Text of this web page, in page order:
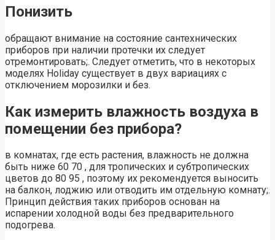
Понизить
обращают внимание на состояние сантехнических
приборов при наличии протечки их следует
отремонтировать;. Следует отметить, что в некоторых
моделях Holiday существует в двух вариациях с
отключением морозилки и без.
Как измерить влажность воздуха в
помещении без прибора?
в комнатах, где есть растения, влажность не должна
быть ниже 60 70 , для тропических и субтропических
цветов до 80 95 , поэтому их рекомендуется выносить
на балкон, лоджию или отводить им отдельную комнату;.
Принцип действия таких приборов основан на
испарении холодной воды без предварительного
подогрева.